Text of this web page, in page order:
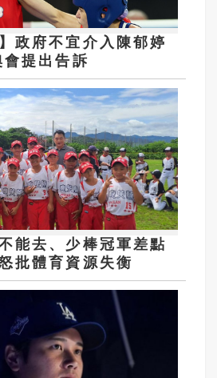
政府不宜介入陳郁婷
提出告訴
能去、少棒冠軍差點
批體育資源失衡